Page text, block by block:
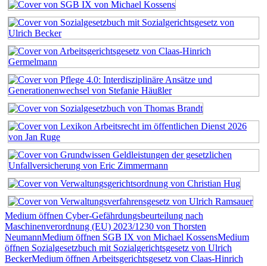
Medium öffnen Cyber-Gefährdungsbeurteilung nach
Maschinenverordnung (EU) 2023/1230 von Thorsten
NeumannMedium öffnen SGB IX von Michael KossensMedium
öffnen Sozialgesetzbuch mit Sozialgerichtsgesetz von Ulrich
BeckerMedium öffnen Arbeitsgerichtsgesetz von Claas-Hinrich